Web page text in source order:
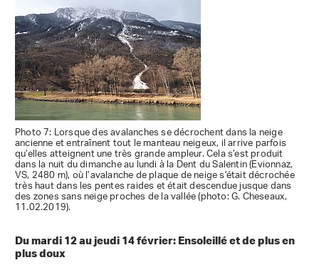
Photo 7: Lorsque des avalanches se décrochent dans la neige
ancienne et entraînent tout le manteau neigeux, il arrive parfois
qu’elles atteignent une très grande ampleur. Cela s’est produit
dans la nuit du dimanche au lundi à la Dent du Salentin (Evionnaz,
VS, 2480 m), où l’avalanche de plaque de neige s’était décrochée
très haut dans les pentes raides et était descendue jusque dans
des zones sans neige proches de la vallée (photo: G. Cheseaux,
11.02.2019).
Du mardi 12 au jeudi 14 février: Ensoleillé et de plus en
plus doux